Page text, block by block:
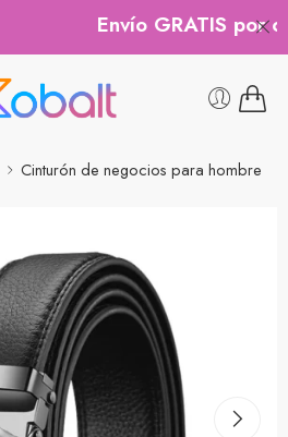
Envío GRATIS por
Cinturón de negocios para hombre